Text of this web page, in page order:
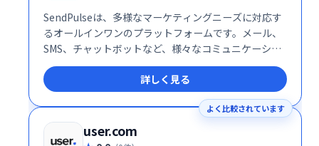
SendPulseは、多様なマーケティングニーズに対応す
るオールインワンのプラットフォームです。メール、
SMS、チャットボットなど、様々なコミュニケーショ
ンチャネルを活用したマーケティングキャンペーンを
効率的に実行できます。ユーザーフレンドリーなイン
ターフェースで、初心者にも簡単に利用可能。顧客エ
ンゲージメントを高め、ビジネス成長を促進します。
詳細な分析機能も搭載し、効果測定も容易です。
詳しく見る
よく比較されています
user.com